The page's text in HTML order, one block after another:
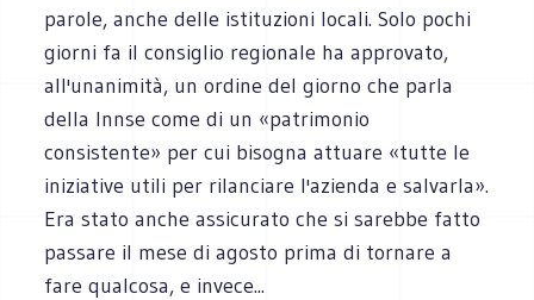
parole, anche delle istituzioni locali. Solo pochi
giorni fa il consiglio regionale ha approvato,
all'unanimità, un ordine del giorno che parla
della Innse come di un «patrimonio
consistente» per cui bisogna attuare «tutte le
iniziative utili per rilanciare l'azienda e salvarla».
Era stato anche assicurato che si sarebbe fatto
passare il mese di agosto prima di tornare a
fare qualcosa, e invece...